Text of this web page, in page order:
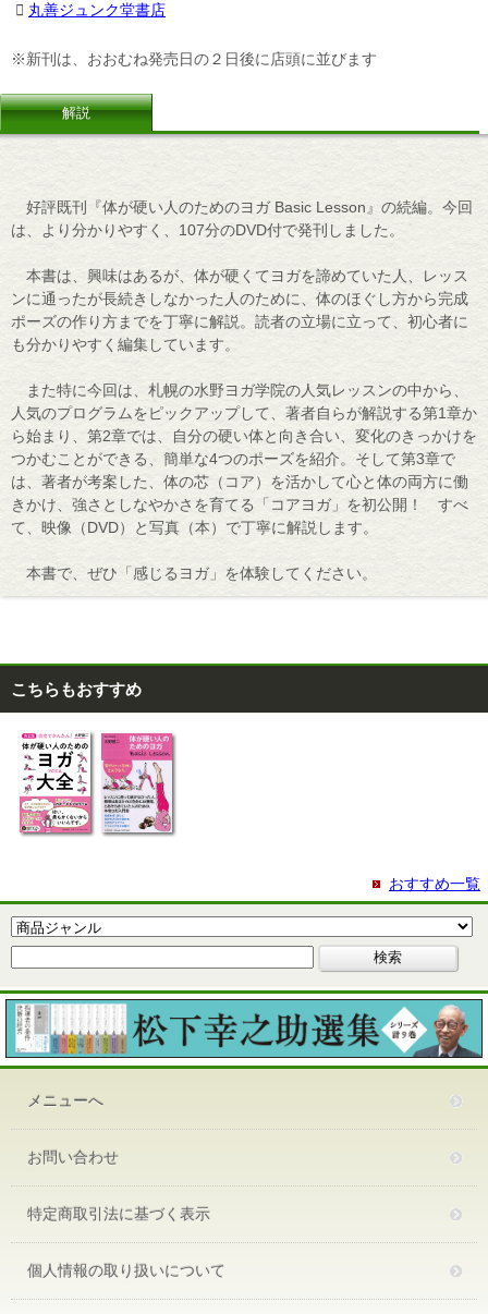
丸善ジュンク堂書店
※新刊は、おおむね発売日の２日後に店頭に並びます
解説
好評既刊『体が硬い人のためのヨガ Basic Lesson』の続編。今回
は、より分かりやすく、107分のDVD付で発刊しました。
本書は、興味はあるが、体が硬くてヨガを諦めていた人、レッス
ンに通ったが長続きしなかった人のために、体のほぐし方から完成
ポーズの作り方までを丁寧に解説。読者の立場に立って、初心者に
も分かりやすく編集しています。
また特に今回は、札幌の水野ヨガ学院の人気レッスンの中から、
人気のプログラムをピックアップして、著者自らが解説する第1章か
ら始まり、第2章では、自分の硬い体と向き合い、変化のきっかけを
つかむことができる、簡単な4つのポーズを紹介。そして第3章で
は、著者が考案した、体の芯（コア）を活かして心と体の両方に働
きかけ、強さとしなやかさを育てる「コアヨガ」を初公開！ すべ
て、映像（DVD）と写真（本）で丁寧に解説します。
本書で、ぜひ「感じるヨガ」を体験してください。
こちらもおすすめ
おすすめ一覧
メニューへ
お問い合わせ
特定商取引法に基づく表示
個人情報の取り扱いについて